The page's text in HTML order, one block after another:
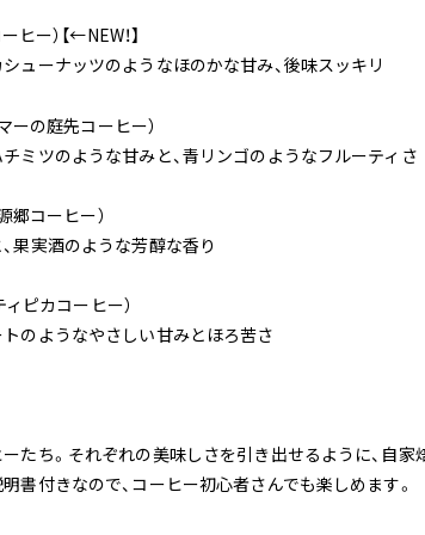
ヒー）【←NEW！】
ューナッツのようなほのかな甘み、後味スッキリ
ーの庭先コーヒー）
ミツのような甘みと、青リンゴのようなフルーティさ
郷コーヒー）
果実酒のような芳醇な香り
ピカコーヒー）
のようなやさしい甘みとほろ苦さ
たち。それぞれの美味しさを引き出せるように、自家
書付きなので、コーヒー初心者さんでも楽しめます。